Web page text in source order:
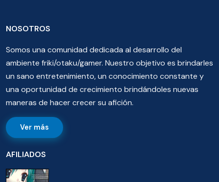
NOSOTROS
Somos una comunidad dedicada al desarrollo del
ambiente friki/otaku/gamer. Nuestro objetivo es brindarles
un sano entretenimiento, un conocimiento constante y
una oportunidad de crecimiento brindándoles nuevas
maneras de hacer crecer su afición.
Ver más
AFILIADOS